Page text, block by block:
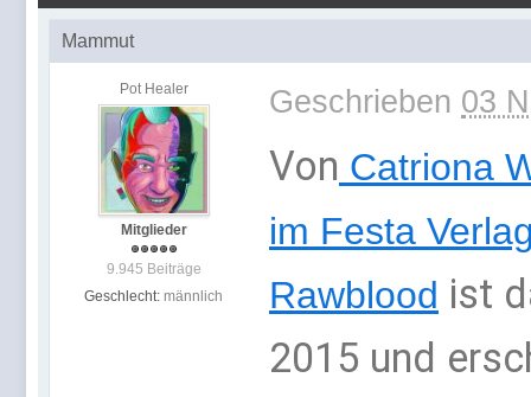
Mammut
Pot Healer
Mitglieder
9.945 Beiträge
Geschlecht: männlich
Geschrieben 03
Von Catriona
im Festa
Rawblood ist
2015 und